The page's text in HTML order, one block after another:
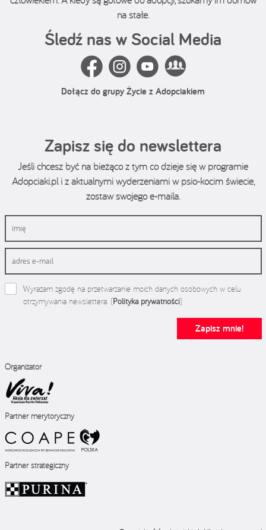
na stałe.
Śledź nas w Social Media
Dołącz do grupy Życie z Adopciakiem
Zapisz się do newslettera
Jeśli chcesz być na bieżąco z tym co dzieje się w programie
Adopciaki.pl i z aktualnymi wyderzeniami w psio-kocim świecie,
zostaw swojego e-maila.
Wyrażam zgodę na przetwarzanie moich danych osobowych w celu
otrzymywania newslettera. (Polityka prywatności)
Zapisz mnie!
Organizator
Partner merytoryczny
Partner strategiczny